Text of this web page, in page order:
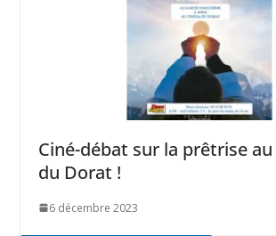
Ciné-débat sur la prêtrise
du Dorat !
6 décembre 2023